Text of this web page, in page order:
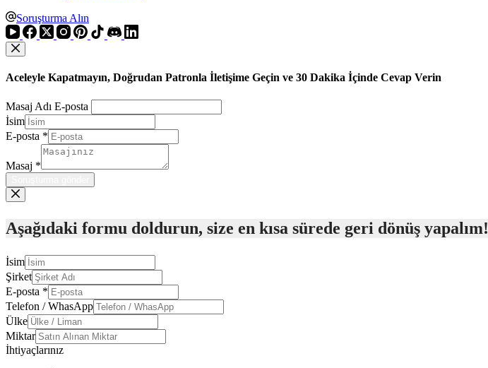
Soruşturma Alın
Aceleyle Kapatmayın, Doğrudan Patronla İletişime Geçin ve 30 Dakika İçinde Cevap Verin
Masaj Adı E-posta
İsim
E-posta *
Masaj *
Aşağıdaki formu doldurun, size en kısa sürede geri dönüş yapalım!
İsim
Şirket
E-posta *
Telefon / WhasApp
Ülke
Miktar
İhtiyaçlarınız